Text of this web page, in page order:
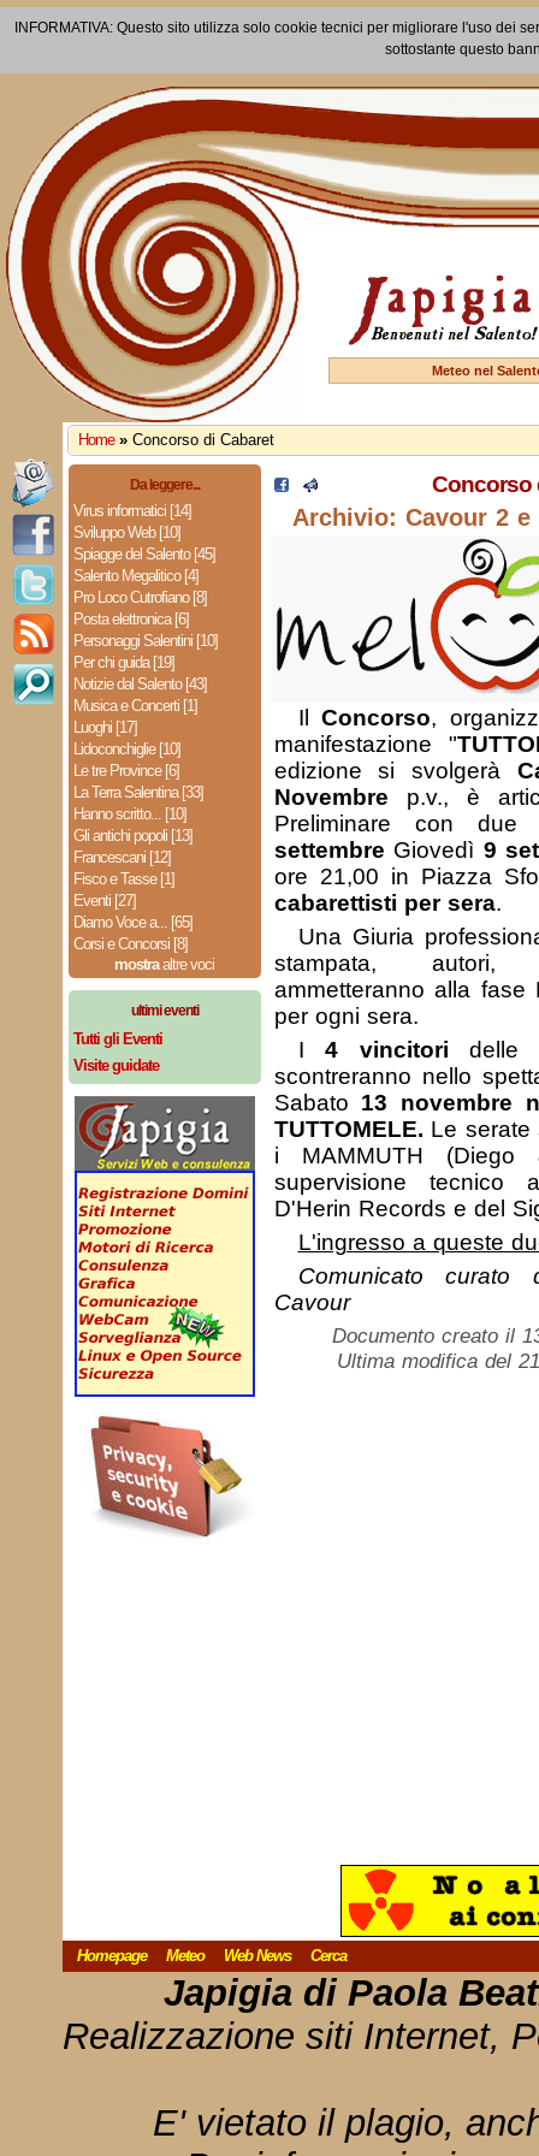
INFORMATIVA: Questo sito utilizza solo cookie tecnici per migliorare l'uso dei
sottostante questo
Meteo nel
Home » Concorso di Cabaret
Da leggere...
Virus informatici [14]
Sviluppo Web [10]
Spiagge del Salento [45]
Salento Megalitico [4]
Pro Loco Cutrofiano [8]
Posta elettronica [6]
Personaggi Salentini [10]
Per chi guida [19]
Notizie dal Salento [43]
Musica e Concerti [1]
Luoghi [17]
Lidoconchiglie [10]
Le tre Province [6]
La Terra Salentina [33]
Hanno scritto... [10]
Gli antichi popoli [13]
Francescani [12]
Fisco e Tasse [1]
Eventi [27]
Diamo Voce a... [65]
Corsi e Concorsi [8]
mostraaltre voci
ultimi eventi
Tutti gli Eventi
Visite guidate
Concorso
Archivio: Cavour 2 e
Il Concorso,
manifestazione "
edizione si svolgerà
Novembre p.v., è
Preliminare con
settembre Giovedì 9
ore 21,00 in Piazza
cabarettisti per sera.
Una Giuria
stampata, autori,
ammetteranno alla fase
per ogni sera.
I 4 vincitori delle
scontreranno nello
Sabato 13 novembre
TUTTOMELE. Le serate
i MAMMUTH
supervisione tecnico
D'Herin Records e del
L'ingresso a queste
Comunicato
Cavour
Documento creato il
Ultima modifica del
Homepage Meteo Web News Cerca
Japigia di Paola
Realizzazione siti Internet,
E' vietato il plagio,